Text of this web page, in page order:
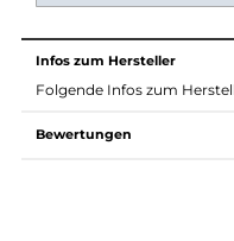
Bei Longfill-
Flasche muss vor
aufgefüllt werden.
bist du fertig. Das